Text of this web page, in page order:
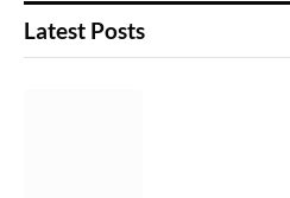
Latest Posts